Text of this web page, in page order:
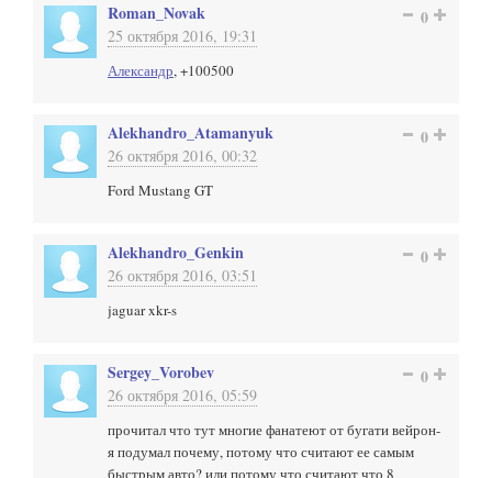
Roman_Novak
25 октября 2016, 19:31
0
Александр, +100500
Alekhandro_Atamanyuk
26 октября 2016, 00:32
0
Ford Mustang GT
Alekhandro_Genkin
26 октября 2016, 03:51
0
jaguar xkr-s
Sergey_Vorobev
26 октября 2016, 05:59
0
прочитал что тут многие фанатеют от бугати вейрон-
я подумал почему, потому что считают ее самым
быстрым авто? или потому что считают что 8